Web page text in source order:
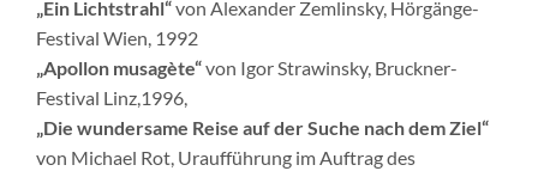
„Ein Lichtstrahl“von Alexander Zemlinsky, Hörgänge-
Festival Wien, 1992
„Apollon musagète“von Igor Strawinsky, Bruckner-
Festival Linz,1996,
„Die wundersame Reise auf der Suche nach dem Ziel“
von Michael Rot, Uraufführung im Auftrag des